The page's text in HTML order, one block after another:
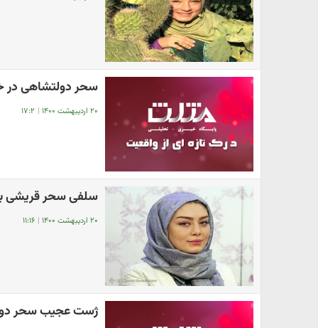
سحر دولتشاهی در
۲۰ اردیبهشت ۱۴۰۰ | ۱۷:۲
سلفی سحر
۲۰ اردیبهشت ۱۴۰۰ | ۱۱:۱۶
ژست عجیب سحر